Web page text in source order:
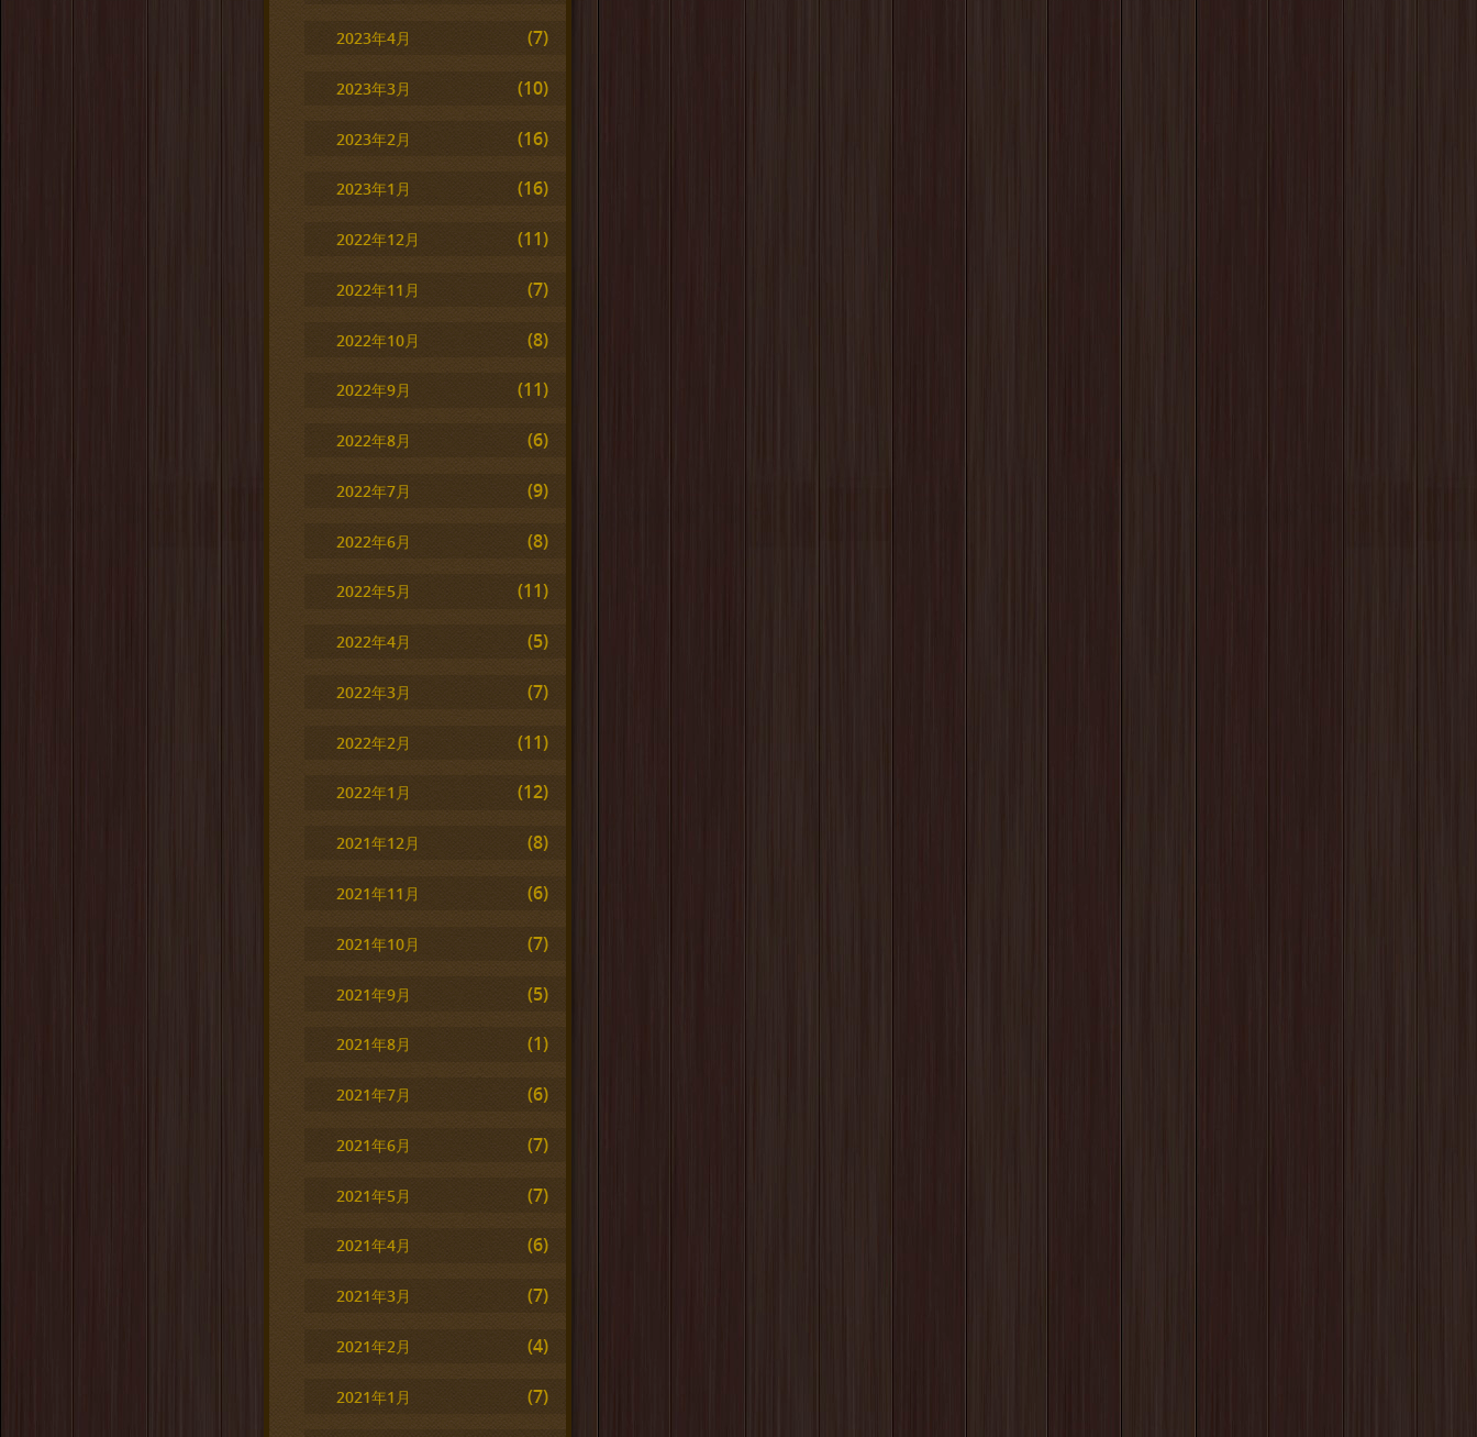
2023年4月 (7)
2023年3月 (10)
2023年2月 (16)
2023年1月 (16)
2022年12月 (11)
2022年11月 (7)
2022年10月 (8)
2022年9月 (11)
2022年8月 (6)
2022年7月 (9)
2022年6月 (8)
2022年5月 (11)
2022年4月 (5)
2022年3月 (7)
2022年2月 (11)
2022年1月 (12)
2021年12月 (8)
2021年11月 (6)
2021年10月 (7)
2021年9月 (5)
2021年8月 (1)
2021年7月 (6)
2021年6月 (7)
2021年5月 (7)
2021年4月 (6)
2021年3月 (7)
2021年2月 (4)
2021年1月 (7)